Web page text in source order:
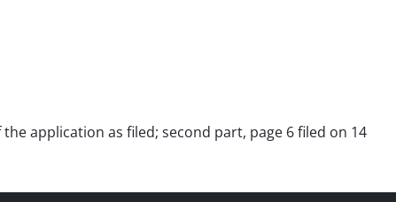
application as filed; second part, page 6 filed on 14